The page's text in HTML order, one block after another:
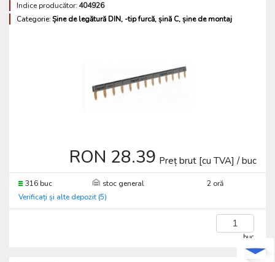
Indice producător: 404926
Categorie:Șine de legătură DIN, -tip furcă, șină C, șine de montaj
RON 28.39 Preț brut [cu TVA] / buc
316 buc stoc general
2 oră
Verificați și alte depozit (5)
buc